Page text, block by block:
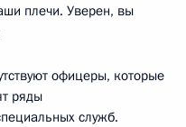
плечи. Уверен, вы
офицеры, которые
ряды
служб.